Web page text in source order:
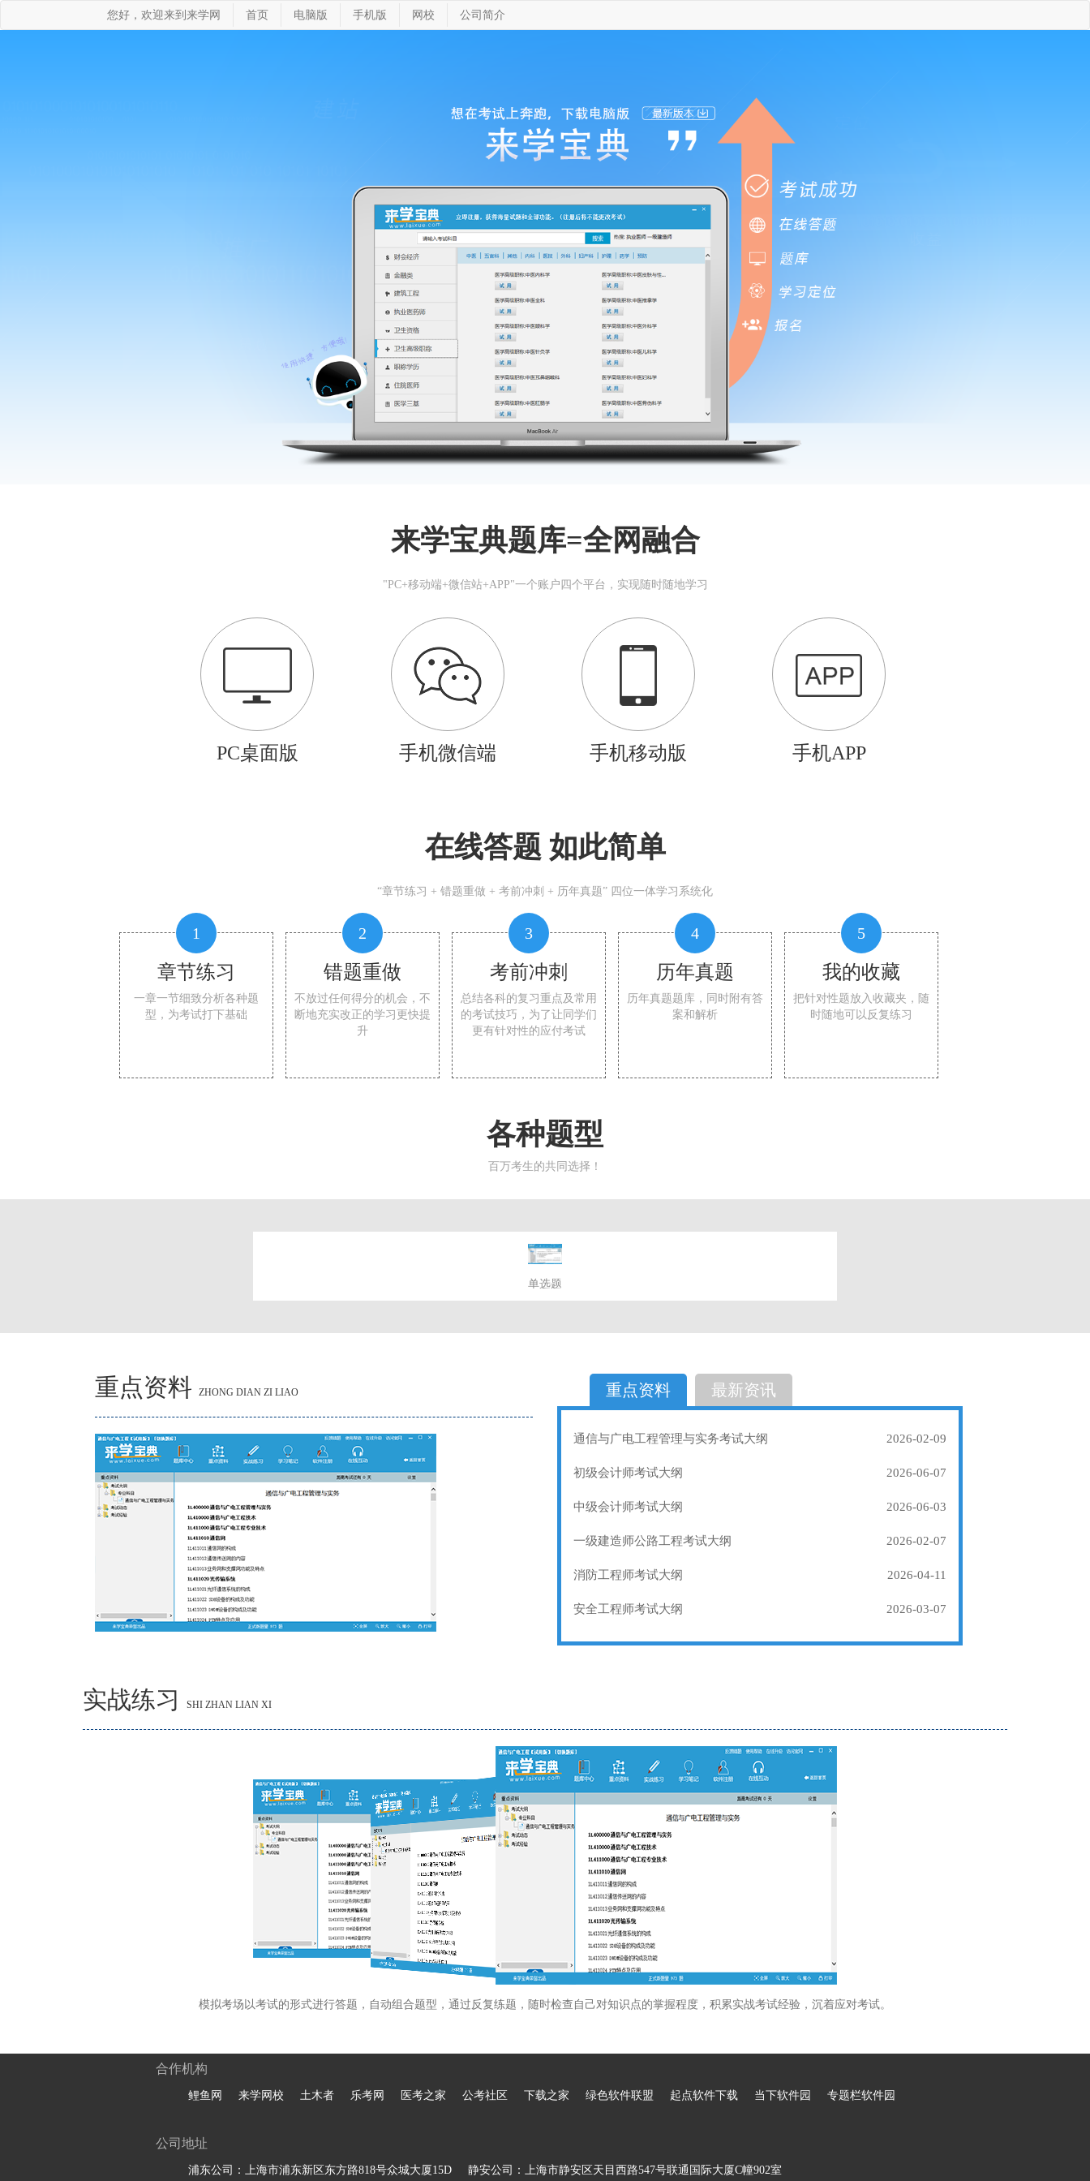
您好，欢迎来到来学网 首页 电脑版 手机版 网校 公司简介
来学宝典题库=全网融合
"PC+移动端+微信站+APP"一个账户四个平台，实现随时随地学习
PC桌面版 手机微信端 手机移动版 手机APP
在线答题 如此简单
“章节练习 + 错题重做 + 考前冲刺 + 历年真题” 四位一体学习系统化
1
章节练习
一章一节细致分析各种题
型，为考试打下基础
2
错题重做
不放过任何得分的机会，不
断地充实改正的学习更快提
升
3
考前冲刺
总结各科的复习重点及常用
的考试技巧，为了让同学们
更有针对性的应付考试
4
历年真题
历年真题题库，同时附有答
案和解析
5
我的收藏
把针对性题放入收藏夹，随
时随地可以反复练习
各种题型
百万考生的共同选择！
单选题
选择题
重点资料 ZHONG DIAN ZI LIAO 重点资料 最新资讯
通信与广电工程管理与实务考试大纲 2026-02-09
初级会计师考试大纲 2026-06-07
中级会计师考试大纲 2026-06-03
一级建造师公路工程考试大纲 2026-02-07
消防工程师考试大纲 2026-04-11
安全工程师考试大纲 2026-03-07
实战练习 SHI ZHAN LIAN XI
模拟考场以考试的形式进行答题，自动组合题型，通过反复练题，随时检查自己对知识点的掌握程度，积累实战考试经验，沉着应对考试。
合作机构
鲤鱼网 来学网校 土木者 乐考网 医考之家 公考社区 下载之家 绿色软件联盟 起点软件下载 当下软件园 专题栏软件园
公司地址
浦东公司：上海市浦东新区东方路818号众城大厦15D 静安公司：上海市静安区天目西路547号联通国际大厦C幢902室